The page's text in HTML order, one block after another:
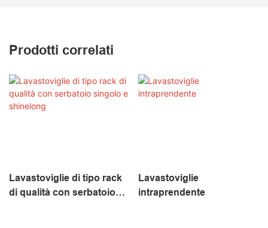
Prodotti correlati
Lavastoviglie di tipo rack
di qualità con serbatoio
Lavastoviglie
intraprendente